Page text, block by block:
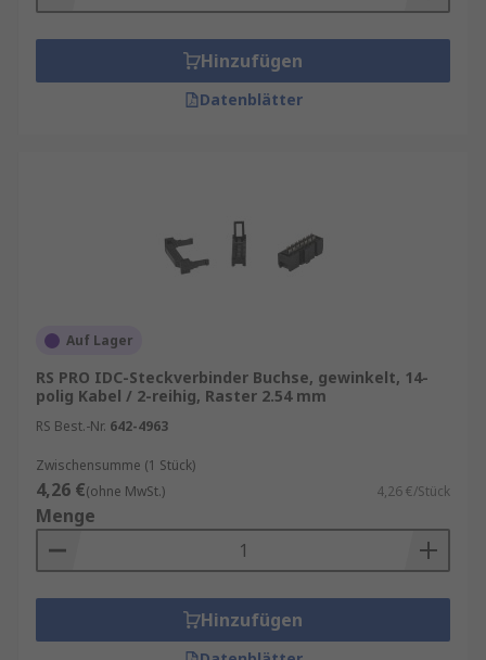
Hinzufügen
Datenblätter
Auf Lager
RS PRO IDC-Steckverbinder Buchse, gewinkelt, 14-
polig Kabel / 2-reihig, Raster 2.54 mm
RS Best.-Nr. 642-4963
Zwischensumme (1 Stück)
4,26 €(ohne MwSt.) 4,26 €/Stück
Menge
Hinzufügen